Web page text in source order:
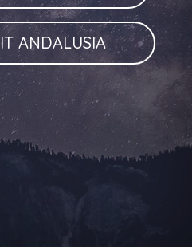
ANDALUSIA